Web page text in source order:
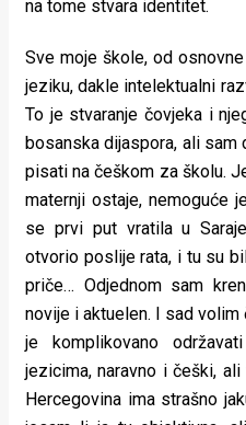
na tome stvara identitet.
Sve moje škole, od
jeziku, dakle intelektualni
To je stvaranje čovjeka i
bosanska dijaspora, ali
pisati na češkom za školu.
maternji ostaje, nemoguće
se prvi put vratila u
otvorio poslije rata, i tu su
priče… Odjednom sam
novije i aktuelen. I sad
je komplikovano
jezicima, naravno i češki,
Hercegovina ima strašno